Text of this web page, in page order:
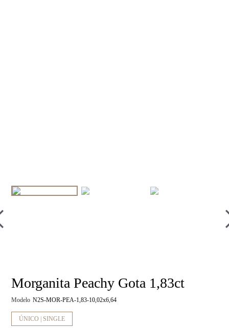
Morganita Peachy Gota 1,83ct
Modelo N2S-MOR-PEA-1,83-10,02x6,64
ÚNICO | SINGLE